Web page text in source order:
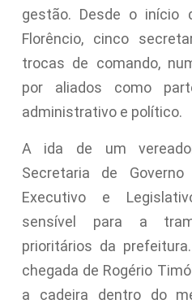
gestão. Desde o início
Florêncio, cinco
trocas de comando,
por aliados como
administrativo e político.
A ida de um
Secretaria de
Executivo e
sensível para a
prioritários da
chegada de Rogério
a cadeira dentro do